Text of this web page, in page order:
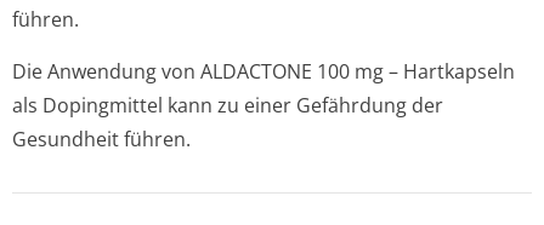
führen.
Die Anwendung von ALDACTONE 100 mg – Hartkapseln
als Dopingmittel kann zu einer Gefährdung der
Gesundheit führen.